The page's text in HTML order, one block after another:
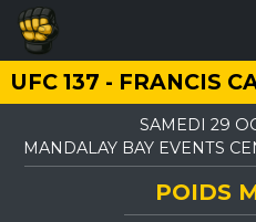
UFC 137 - FRANCIS
SAMEDI 29
MANDALAY BAY EVENTS
POIDS